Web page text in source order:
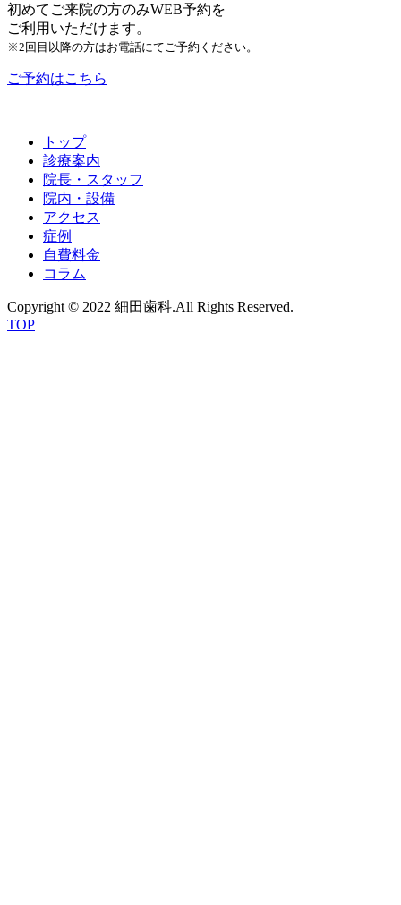
初めてご来院の方のみWEB予約を
ご利用いただけます。
※2回目以降の方はお電話にてご予約ください。
ご予約はこちら
トップ
診療案内
院長・スタッフ
院内・設備
アクセス
症例
自費料金
コラム
Copyright © 2022 細田歯科.All Rights Reserved.
TOP